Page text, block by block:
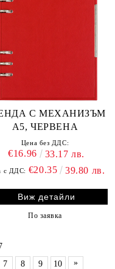
С МЕХАНИЗЪМ
А5, ЧЕРВЕНА
Цена без ДДС:
€16.96 33.17 лв.
с ДДС: €20.35 39.80 лв.
Виж детайли
По заявка
7 8 9 10 »